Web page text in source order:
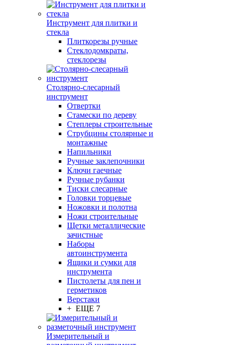
Инструмент для плитки и
стекла
Плиткорезы ручные
Стеклодомкраты,
стеклорезы
Столярно-слесарный
инструмент
Отвертки
Стамески по дереву
Степлеры строительные
Струбцины столярные и
монтажные
Напильники
Ручные заклепочники
Ключи гаечные
Ручные рубанки
Тиски слесарные
Головки торцевые
Ножовки и полотна
Ножи строительные
Щетки металлические
зачистные
Наборы
автоинструмента
Ящики и сумки для
инструмента
Пистолеты для пен и
герметиков
Верстаки
+ ЕЩЕ 7
Измерительный и